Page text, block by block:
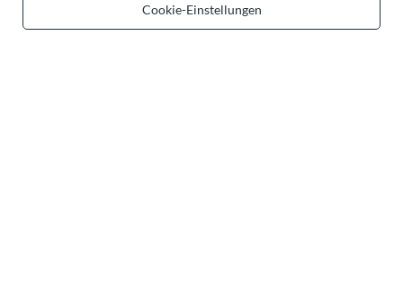
Cookie-Einstellungen